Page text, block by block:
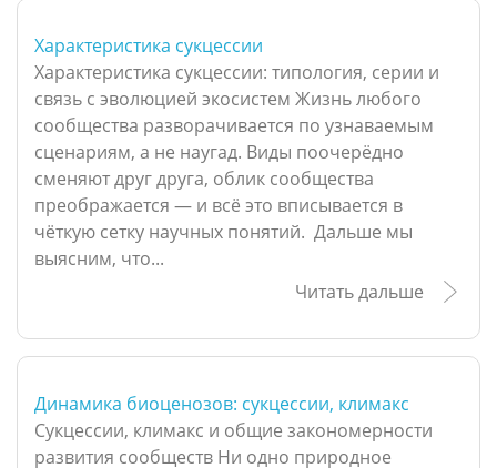
Характеристика сукцессии
Характеристика сукцессии: типология, серии и
связь с эволюцией экосистем Жизнь любого
сообщества разворачивается по узнаваемым
сценариям, а не наугад. Виды поочерёдно
сменяют друг друга, облик сообщества
преображается — и всё это вписывается в
чёткую сетку научных понятий. Дальше мы
выясним, что...
Читать дальше
Динамика биоценозов: сукцессии, климакс
Сукцессии, климакс и общие закономерности
развития сообществ Ни одно природное